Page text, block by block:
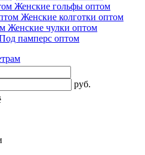
Женские гольфы оптом
Женские колготки оптом
Женские чулки оптом
памперс оптом
руб.